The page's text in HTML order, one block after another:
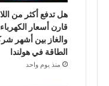
هل تدفع أكثر من
قارن أسعار الكهرباء
والغاز بين أشهر
الطاقة في هولندا
منذ يوم واحد